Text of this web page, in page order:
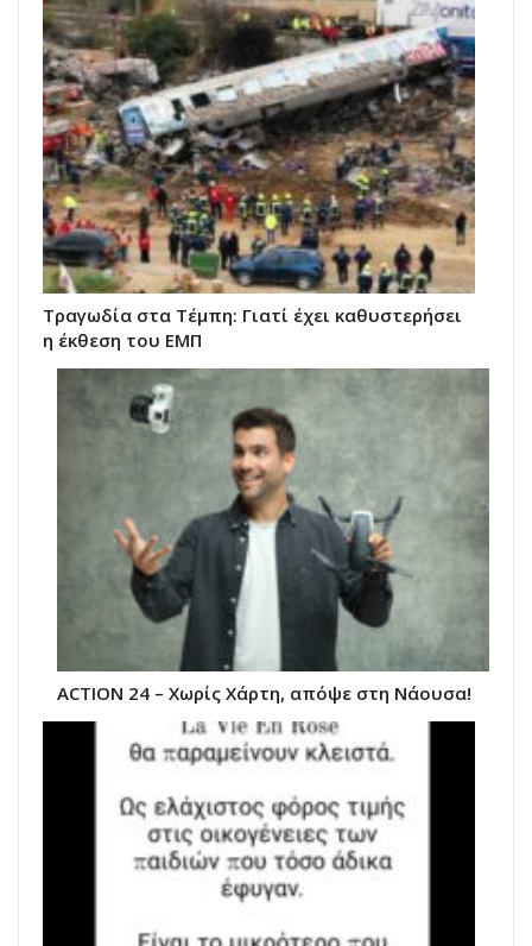
Τραγωδία στα Τέμπη: Γιατί έχει καθυστερήσει
η έκθεση του ΕΜΠ
ACTION 24 – Χωρίς Χάρτη, απόψε στη Νάουσα!